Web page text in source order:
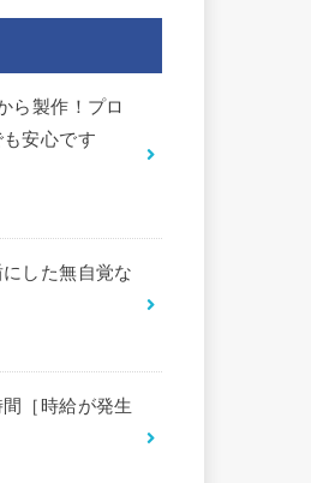
ら製作！プロ
安心です
した無自覚な
［時給が発生